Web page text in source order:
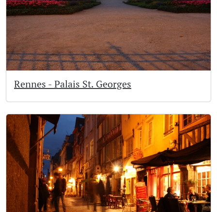
Rennes - Palais St. Georges